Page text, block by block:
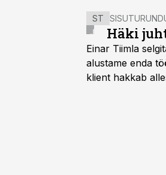
ST
Häki
Einar Tiimla
alustame enda
klient hakkab